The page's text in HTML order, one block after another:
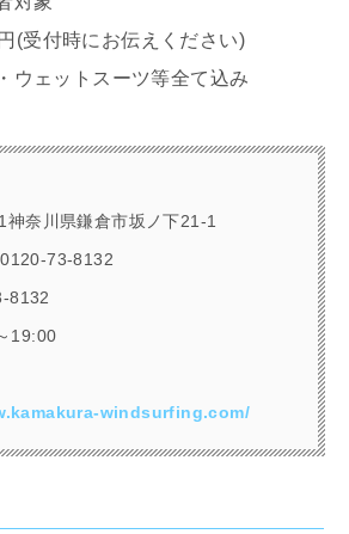
円 (受付時にお伝えください)
ウェットスーツ等全て込み
神奈川県鎌倉市坂ノ下21-1
0120-73-8132
8132
19:00
windsurfing.com/